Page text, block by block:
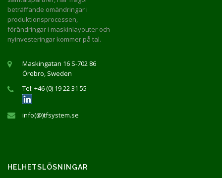
beträffande omändringar i
produktionsprocessen,
förändringar i maskinlayouter och
nyinvesteringar kommer på tal.
Maskingatan 16 S-702 86
Örebro, Sweden
Tel: +46 (0) 19 22 31 55
info(@)tfsystem.se
HELHETSLÖSNINGAR